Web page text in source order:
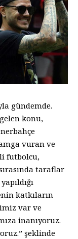
gündemde.
konu,
vuran ve
futbolcu,
taraflar
katkıların
var ve
inanıyoruz.
şeklinde